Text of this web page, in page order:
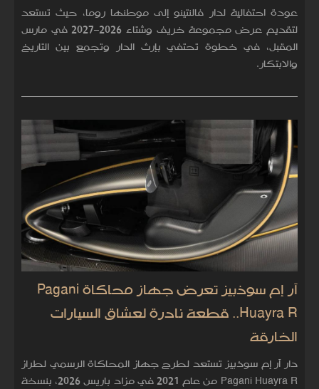
عودة احتفالية لدار فالنتينو إلى موطنها روما، حيث تستعد
لتقديم عرض مجموعة خريف وشتاء 2026–2027 في مارس
المقبل، في خطوة تحتفي بإرث الدار وتجمع بين التاريخ
والابتكار.
آر إم سوذبيز تعرض جهاز محاكاة Pagani
Huayra R.. قطعة نادرة لعشاق السيارات
الخارقة
دار آر إم سوذبيز تستعد لطرح جهاز المحاكاة الرسمي لطراز
Pagani Huayra R من عام 2021 في مزاد باريس 2026، بنسخة